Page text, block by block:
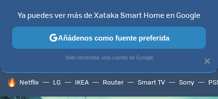
MENÚ NUEVO
CONTENIDOS SMART TV
HOY SE HABLA DE
Netflix LG IKEA Router Smart TV Sony
×
Ya puedes ver más de Xataka Smart Home en Google
Añádenos como fuente preferida
Solo necesitas una cuenta de Google